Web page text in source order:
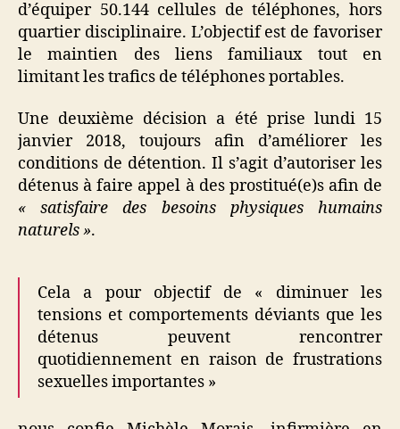
d’équiper 50.144 cellules de téléphones, hors
quartier disciplinaire. L’objectif est de favoriser
le maintien des liens familiaux tout en
limitant les trafics de téléphones portables.
Une deuxième décision a été prise lundi 15
janvier 2018, toujours afin d’améliorer les
conditions de détention. Il s’agit d’autoriser les
détenus à faire appel à des prostitué(e)s afin de
« satisfaire des besoins physiques humains
naturels ».
Cela a pour objectif de « diminuer les
tensions et comportements déviants que les
détenus peuvent rencontrer
quotidiennement en raison de frustrations
sexuelles importantes »